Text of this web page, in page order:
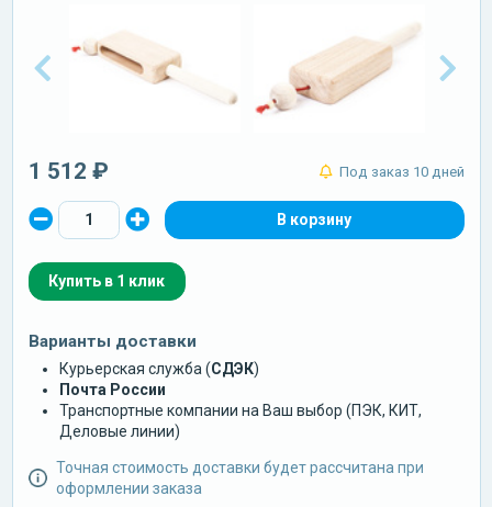
1 512 ₽ Под заказ 10 дней
Купить в 1 клик
Варианты доставки
Курьерская служба (СДЭК)
Почта России
Транспортные компании на Ваш выбор (ПЭК, КИТ,
Деловые линии)
Точная стоимость доставки будет рассчитана при
оформлении заказа